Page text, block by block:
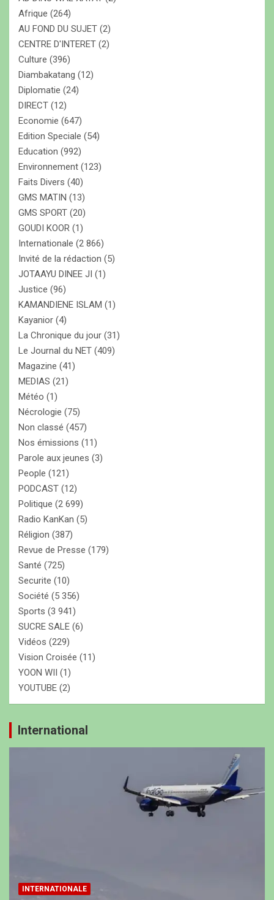
r
Afrique (264)
AU FOND DU SUJET (2)
CENTRE D'INTERET (2)
Culture (396)
Diambakatang (12)
Diplomatie (24)
DIRECT (12)
Economie (647)
Edition Speciale (54)
Education (992)
Environnement (123)
Faits Divers (40)
GMS MATIN (13)
GMS SPORT (20)
GOUDI KOOR (1)
Internationale (2 866)
Invité de la rédaction (5)
JOTAAYU DINEE JI (1)
Justice (96)
KAMANDIENE ISLAM (1)
Kayanior (4)
La Chronique du jour (31)
Le Journal du NET (409)
Magazine (41)
MEDIAS (21)
Météo (1)
Nécrologie (75)
Non classé (457)
Nos émissions (11)
Parole aux jeunes (3)
People (121)
PODCAST (12)
Politique (2 699)
Radio KanKan (5)
Réligion (387)
Revue de Presse (179)
Santé (725)
Securite (10)
Société (5 356)
Sports (3 941)
SUCRE SALE (6)
Vidéos (229)
Vision Croisée (11)
YOON WII
(1)
YOUTUBE (2)
International
INTERNATIONALE